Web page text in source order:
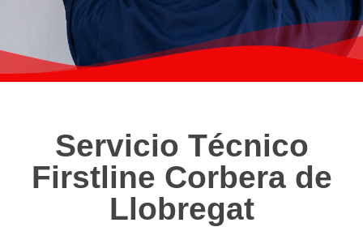
Servicio Técnico
Firstline Corbera de
Llobregat